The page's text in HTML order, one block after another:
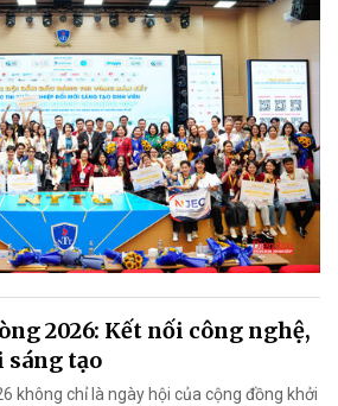
2026: Kết nối công nghệ,
sáng tạo
không chỉ là ngày hội của cộng đồng khởi